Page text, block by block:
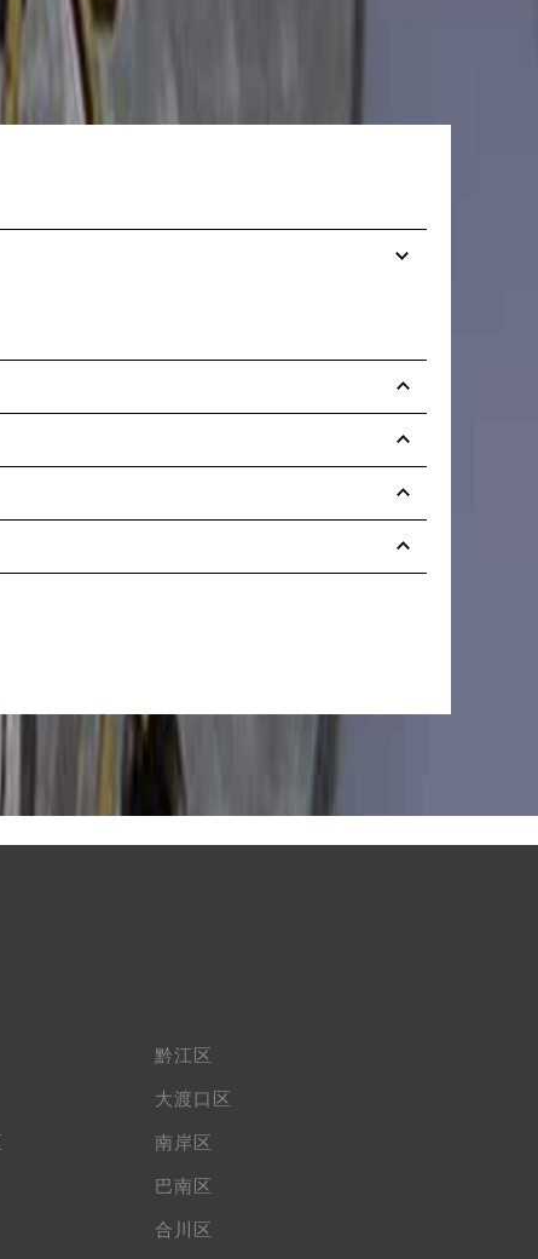
黔江区
大渡口区
南岸区
巴南区
合川区